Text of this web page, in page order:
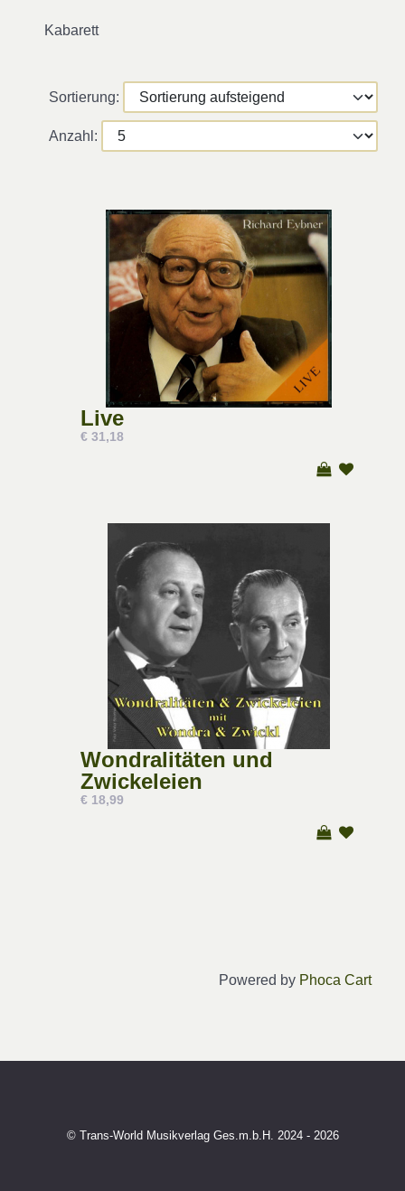
Kabarett
Sortierung:
Anzahl:
Live
€ 31,18
Wondralitäten und
Zwickeleien
€ 18,99
Powered by Phoca Cart
© Trans-World Musikverlag Ges.m.b.H. 2024 - 2026